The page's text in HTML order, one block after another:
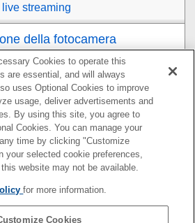
streaming
della fotocamera
della fotocamera
con uno smartphone
cloud
Cookies to operate this
are essential, and will always
uses Optional Cookies to improve
usage, deliver advertisements and
By using this site, you agree to
Cookies. You can manage your
time by clicking "Customize
your selected cookie preferences,
website may not be available.
for more information.
Cookies